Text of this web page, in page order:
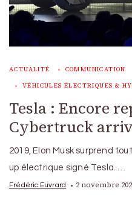
ACTUALITÉ COMMUNICATION
VÉHICULES ÉLECTRIQUES &
Tesla : Encore
Cybertruck
2019, Elon Musk surprend
up électrique signé Tesla. …
Frédéric Euvrard 2 novembre